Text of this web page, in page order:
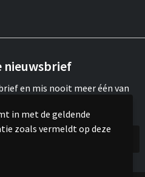
nieuwsbrief
en mis nooit meer één van
in met de geldende
zoals vermeldt op deze